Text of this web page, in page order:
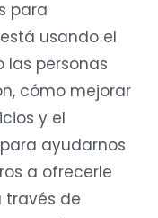
para
usando el
las personas
cómo mejorar
y el
ayudarnos
a ofrecerle
través de